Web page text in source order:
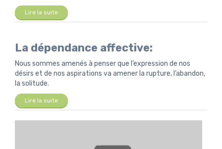
Lire la suite
La dépendance affective:
Nous sommes amenés à penser que l’expression de nos
désirs et de nos aspirations va amener la rupture, l’abandon,
la solitude.
Lire la suite